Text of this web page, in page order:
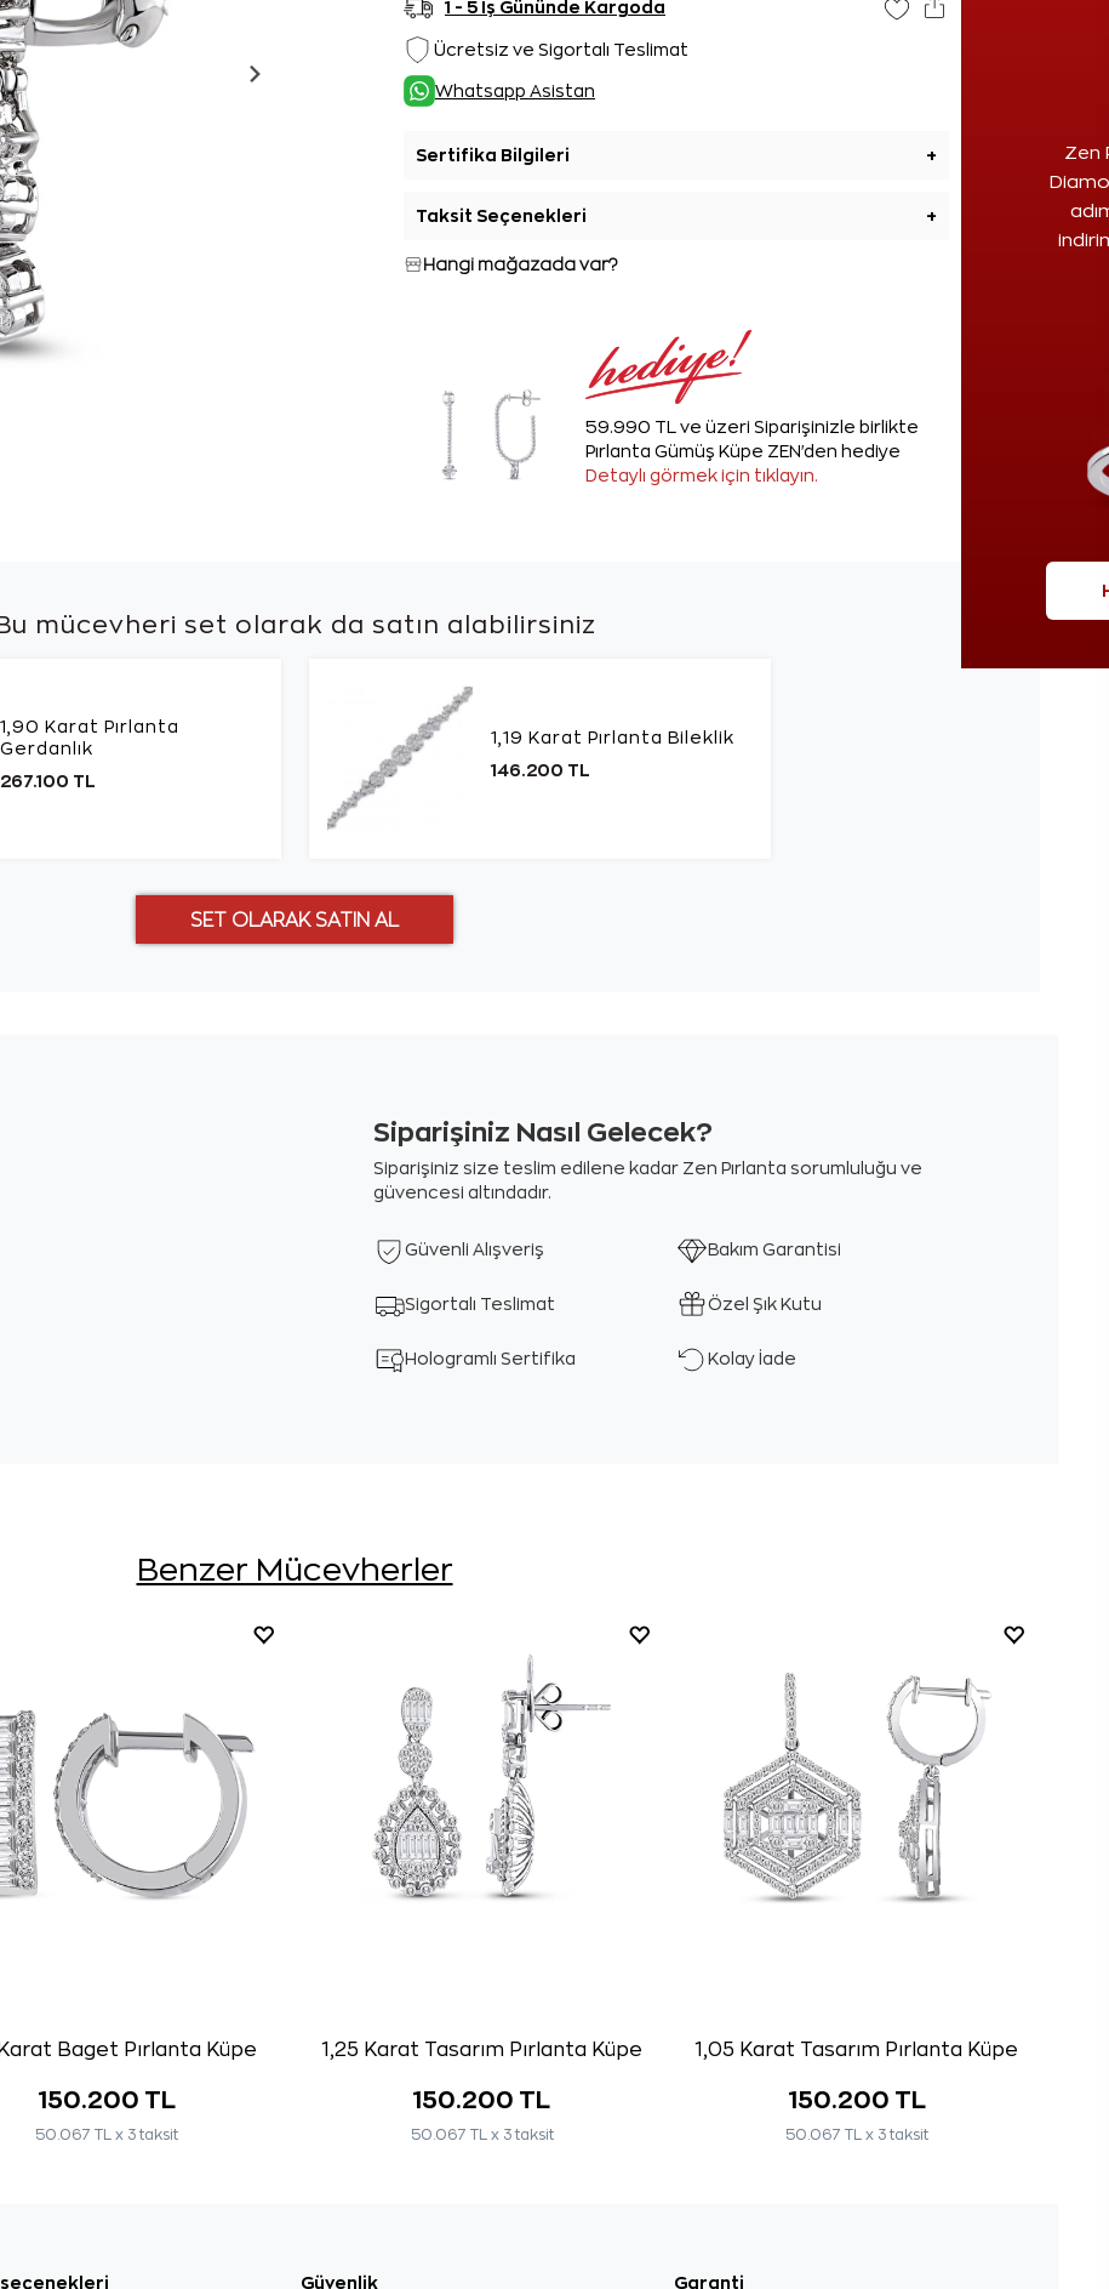
Zen
1 - 5 İş Gününde Kargoda
Ücretsiz ve Sigortalı Teslimat
Whatsapp Asistan
Sertifika Bilgileri +
Taksit Seçenekleri +
Hangi mağazada var?
59.990 TL ve üzeri Siparişinizle birlikte
Pırlanta Gümüş Küpe ZEN'den hediye
Detaylı görmek için tıklayın.
mücevheri set olarak da satın alabilirsiniz
1,90 Karat Pırlanta
Gerdanlık
267.100 TL
1,19 Karat Pırlanta Bileklik
146.200 TL
Siparişiniz Nasıl Gelecek?
Siparişiniz size teslim edilene kadar Zen Pırlanta sorumluluğu ve
güvencesi altındadır.
Güvenli Alışveriş Bakım Garantisi
Sigortalı Teslimat Özel Şık Kutu
Hologramlı Sertifika Kolay İade
Benzer Mücevherler
Karat Baget Pırlanta Küpe
150.200 TL
50.067 TL x 3 taksit
1,25 Karat Tasarım Pırlanta Küpe
150.200 TL
50.067 TL x 3 taksit
1,05 Karat Tasarım Pırlanta Küpe
150.200 TL
50.067 TL x 3 taksit
Güvenlik Garanti